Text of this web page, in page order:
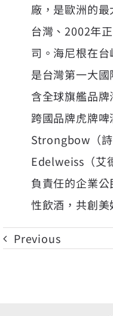
廠，是歐洲的
台灣、2002年
司。海尼根在台
是台灣第一大
含全球旗艦品
跨國品牌虎牌
Strongbow（詩
Edelweiss（艾
負責任的企業
性飲酒，共創美
Previous